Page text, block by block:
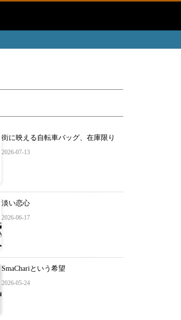
街に映える自転車バッグ、在庫限り
2026-07-13
淡い恋心
2026-06-17
SmaChariという希望
2026-05-24